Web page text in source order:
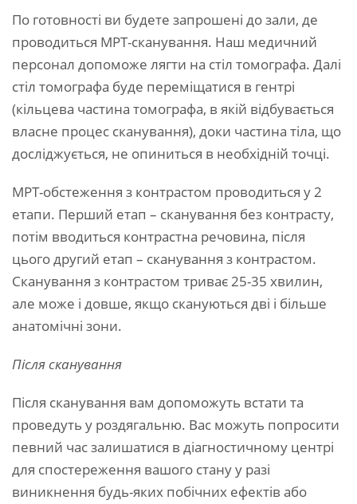
По готовності ви будете запрошені до зали, де
проводиться МРТ-сканування. Наш медичний
персонал допоможе лягти на стіл томографа. Далі
стіл томографа буде переміщатися в гентрі
(кільцева частина томографа, в якій відбувається
власне процес сканування), доки частина тіла, що
досліджується, не опиниться в необхідній точці.
МРТ-обстеження з контрастом проводиться у 2
етапи. Перший етап – сканування без контрасту,
потім вводиться контрастна речовина, після
цього другий етап – сканування з контрастом.
Сканування з контрастом триває 25-35 хвилин,
але може і довше, якщо скануються дві і більше
анатомічні зони.
Після сканування
Після сканування вам допоможуть встати та
проведуть у роздягальню. Вас можуть попросити
певний час залишатися в діагностичному центрі
для спостереження вашого стану у разі
виникнення будь-яких побічних ефектів або